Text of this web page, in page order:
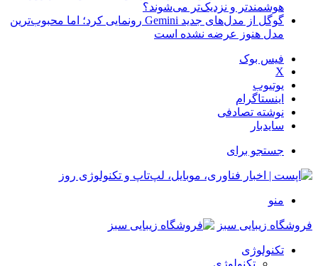
هوشمندتر و نزدیک‌تر می‌شوند؟
گوگل از مدل‌های جدید Gemini رونمایی کرد؛ اما محبوب‌ترین
مدل هنوز عرضه نشده است
فیس بوک
X
یوتیوب
اینستاگرام
نوشته تصادفی
سایدبار
جستجو برای
منو
فروشگاه زیبایی سبز
تکنولوژی
تکنولوژی